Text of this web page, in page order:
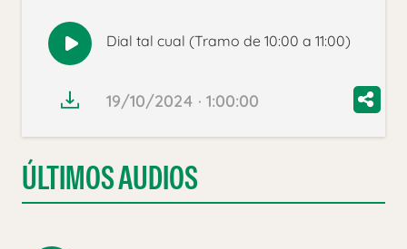
Reproducir
audio
Dial tal cual (Tramo de 10:00 a 11:00)
19/10/2024 · 1:00:00
ÚLTIMOS AUDIOS